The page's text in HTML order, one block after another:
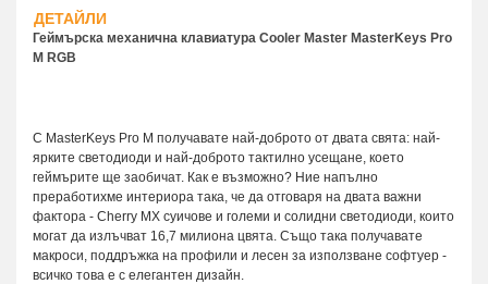
ДЕТАЙЛИ
Геймърска механична клавиатура Cooler Master MasterKeys Pro
M RGB
С MasterKeys Pro M получавате най-доброто от двата свята: най-
ярките светодиоди и най-доброто тактилно усещане, което
геймърите ще заобичат. Как е възможно? Ние напълно
преработихме интериора така, че да отговаря на двата важни
фактора - Cherry MX суичове и големи и солидни светодиоди, които
могат да излъчват 16,7 милиона цвята. Също така получавате
макроси, поддръжка на профили и лесен за използване софтуер -
всичко това е с елегантен дизайн.